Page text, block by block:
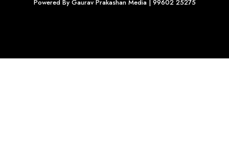
Powered By Gaurav Prakashan Media| 99602 25275